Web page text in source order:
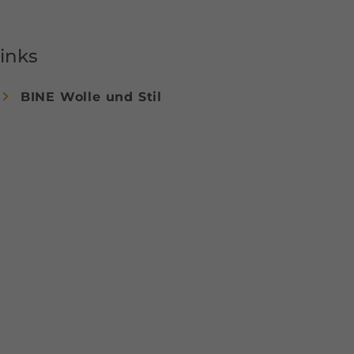
BINE Wolle und Stil